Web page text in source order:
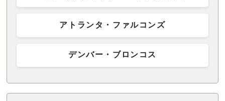
アトランタ・ファルコンズ
デンバー・ブロンコス